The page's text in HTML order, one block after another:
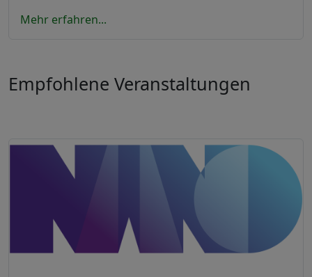
Mehr erfahren...
Empfohlene Veranstaltungen